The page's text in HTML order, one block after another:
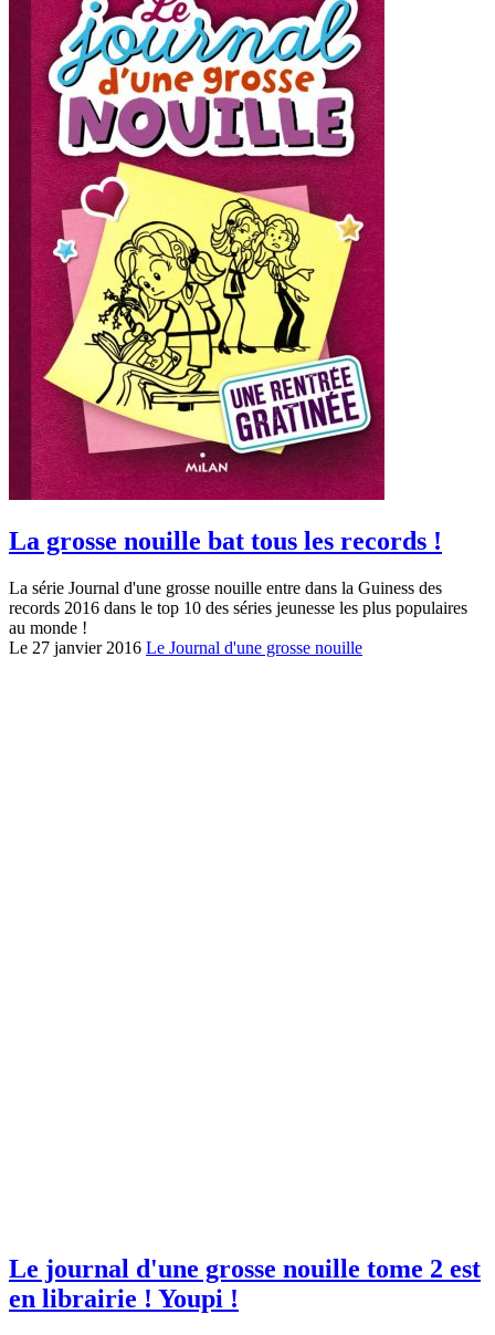
La grosse nouille bat tous les records !
La série Journal d'une grosse nouille entre dans la Guiness des
records 2016 dans le top 10 des séries jeunesse les plus populaires
au monde !
Le 27 janvier 2016 Le Journal d'une grosse nouille
Le journal d'une grosse nouille tome 2 est
en librairie ! Youpi !